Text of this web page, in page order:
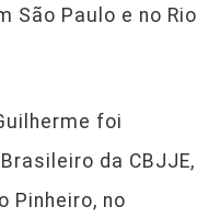
São Paulo e no Rio
foi
da CBJJE,
Pinheiro, no